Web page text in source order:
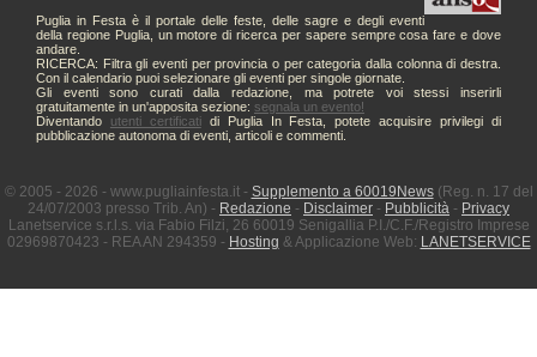
Puglia in Festa è il portale delle feste, delle sagre e degli eventi
della regione Puglia, un motore di ricerca per sapere sempre cosa fare e dove
andare.
RICERCA: Filtra gli eventi per provincia o per categoria dalla colonna di destra.
Con il calendario puoi selezionare gli eventi per singole giornate.
Gli eventi sono curati dalla redazione, ma potrete voi stessi inserirli
gratuitamente in un'apposita sezione: segnala un evento!
Diventando utenti certificatidi Puglia In Festa, potete acquisire privilegi di
pubblicazione autonoma di eventi, articoli e commenti.
© 2005 - 2026 - www.pugliainfesta.it - Supplemento a 60019News(Reg. n. 17 del
24/07/2003 presso Trib. An) - Redazione - Disclaimer - Pubblicità - Privacy
Lanetservice s.r.l.s. via Fabio Filzi, 26 60019 Senigallia P.I./C.F./Registro Imprese
02969870423 - REA AN 294359 - Hosting & Applicazione Web: LANETSERVICE